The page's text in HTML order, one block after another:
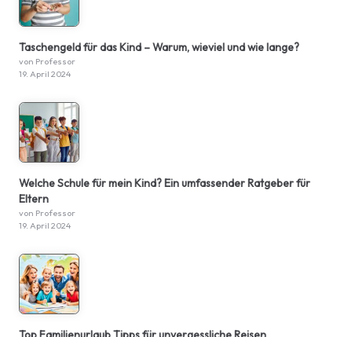
Taschengeld für das Kind – Warum, wieviel und wie lange?
von Professor
19. April 2024
Welche Schule für mein Kind? Ein umfassender Ratgeber für
Eltern
von Professor
19. April 2024